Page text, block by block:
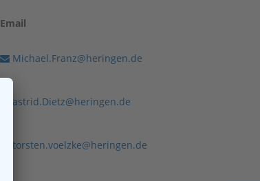
Email
Michael.Franz@heringen.de
astrid.Dietz@heringen.de
torsten.voelzke@heringen.de